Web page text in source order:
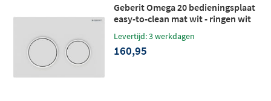
Geberit Omega 20 bedieningsplaat
easy-to-clean mat wit - ringen wit
Levertijd: 3 werkdagen
160,95